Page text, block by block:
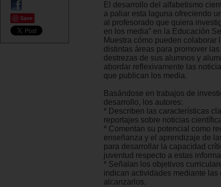
Save
El desarrollo del alfabetismo
a paliar esta laguna ofreciendo
al profesorado que quiera
en los media” en la Educación
Muestra cómo pueden colaborar
distintas áreas para promover
destrezas de sus alumnos y
abordar reflexivamente las
que publican los media.
Basándose en trabajos de
desarrollo, los autores:
* Describen las características
reportajes sobre noticias
* Comentan su potencial como
enseñanza y el aprendizaje de
para desarrollar la capacidad
juventud respecto a estas
* Señalan los objetivos
indican actividades mediante las
alcanzarlos.